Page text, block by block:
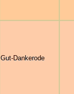
Gut-Dankerode